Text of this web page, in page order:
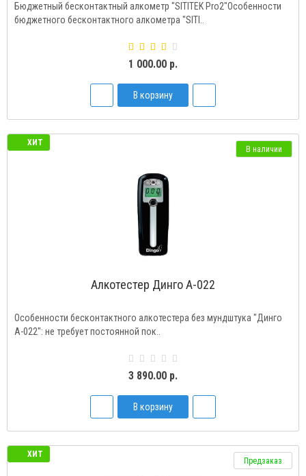
Бюджетный бесконтактный алкометр "SITITEK Pro2"Особенности
бюджетного бесконтактного алкометра "SITI..
1 000.00 р.
В корзину
ХИТ
В наличии
Алкотестер Динго А-022
Особенности бесконтактного алкотестера без мундштука "Динго
А-022": не требует постоянной пок..
3 890.00 р.
В корзину
ХИТ
Предзаказ